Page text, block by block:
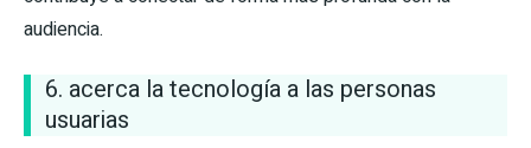
audiencia.
6. acerca la tecnología a las personas
usuarias